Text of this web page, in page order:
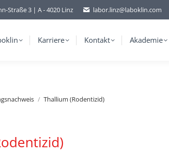
Straße 3 | A - 4020 Linz labor.linz@laboklin.com
Karriere Kontakt Akademie
Thallium (Rodentizid)